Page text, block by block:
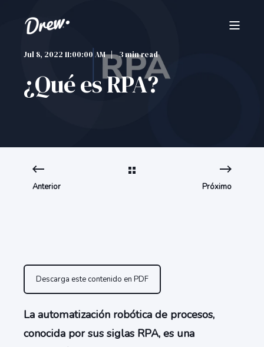
Jul 8, 2022 11:00:00 AM 3 min read
¿Qué es RPA?
Anterior Próximo
Descarga este contenido en PDF
La automatización robótica de procesos,
conocida por sus siglas RPA, es una